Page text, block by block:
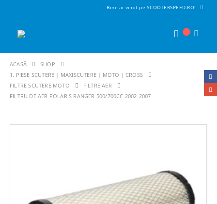
Bine ai venit pe SCOOTERSPEED.RO!
ACASĂ
SHOP
1. PIESE SCUTERE | MAXISCUTERE | MOTO | CROSS
FILTRE SCUTERE MOTO
FILTRE AER
FILTRU DE AER POLARIS RANGER 500/700CC 2002-2007